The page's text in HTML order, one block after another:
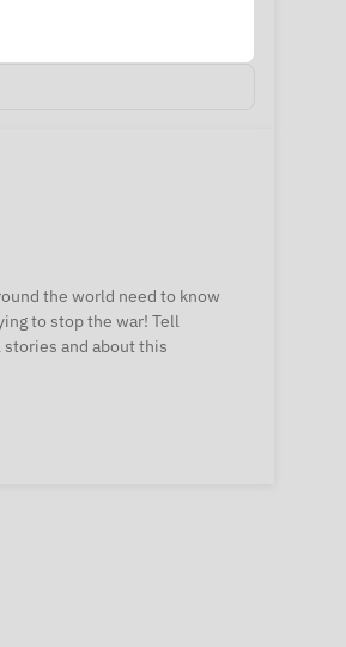
the world need to know
to stop the war! Tell
and about this